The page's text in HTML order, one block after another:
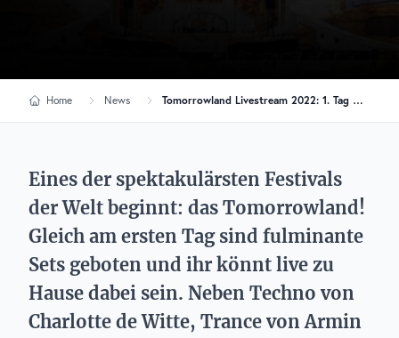
Home News Tomorrowland Livestream 2022: 1. Tag mit Hardwell und vielen mehr
Eines der spektakulärsten Festivals
der Welt beginnt: das Tomorrowland!
Gleich am ersten Tag sind fulminante
Sets geboten und ihr könnt live zu
Hause dabei sein. Neben Techno von
Charlotte de Witte, Trance von Armin